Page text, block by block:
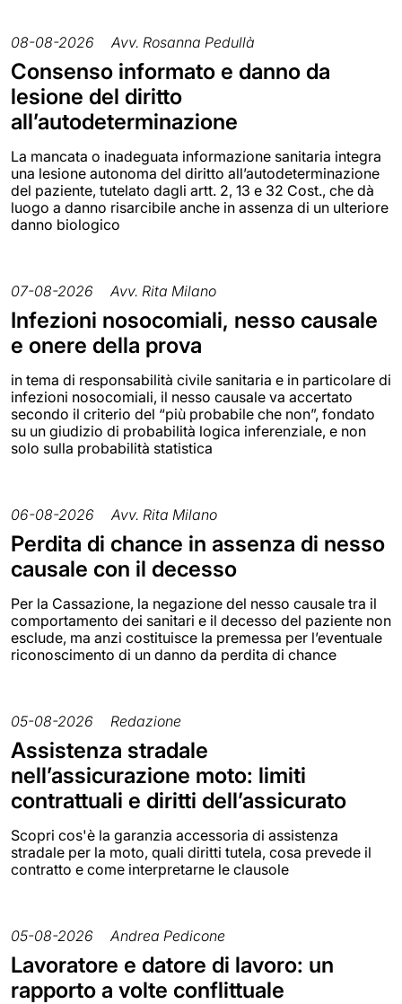
08-08-2026 Avv. Rosanna Pedullà
Consenso informato e danno da
lesione del diritto
all’autodeterminazione
La mancata o inadeguata informazione sanitaria integra
una lesione autonoma del diritto all’autodeterminazione
del paziente, tutelato dagli artt. 2, 13 e 32 Cost., che dà
luogo a danno risarcibile anche in assenza di un ulteriore
danno biologico
07-08-2026 Avv. Rita Milano
Infezioni nosocomiali, nesso causale
e onere della prova
in tema di responsabilità civile sanitaria e in particolare di
infezioni nosocomiali, il nesso causale va accertato
secondo il criterio del “più probabile che non”, fondato
su un giudizio di probabilità logica inferenziale, e non
solo sulla probabilità statistica
06-08-2026 Avv. Rita Milano
Perdita di chance in assenza di nesso
causale con il decesso
Per la Cassazione, la negazione del nesso causale tra il
comportamento dei sanitari e il decesso del paziente non
esclude, ma anzi costituisce la premessa per l’eventuale
riconoscimento di un danno da perdita di chance
05-08-2026 Redazione
Assistenza stradale
nell’assicurazione moto: limiti
contrattuali e diritti dell’assicurato
Scopri cos'è la garanzia accessoria di assistenza
stradale per la moto, quali diritti tutela, cosa prevede il
contratto e come interpretarne le clausole
05-08-2026 Andrea Pedicone
Lavoratore e datore di lavoro: un
rapporto a volte conflittuale